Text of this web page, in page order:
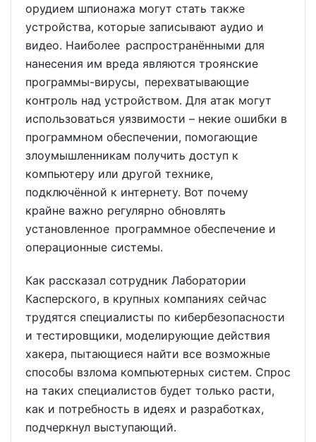
орудием шпионажа могут стать также
устройства, которые записывают аудио и
видео. Наиболее распространёнными для
нанесения им вреда являются троянские
программы-вирусы, перехватывающие
контроль над устройством. Для атак могут
использоваться уязвимости – некие ошибки в
программном обеспечении, помогающие
злоумышленникам получить доступ к
компьютеру или другой технике,
подключённой к интернету. Вот почему
крайне важно регулярно обновлять
установленное программное обеспечение и
операционные системы.
Как рассказал сотрудник Лаборатории
Касперского, в крупных компаниях сейчас
трудятся специалисты по кибербезопасности
и тестировщики, моделирующие действия
хакера, пытающиеся найти все возможные
способы взлома компьютерных систем. Спрос
на таких специалистов будет только расти,
как и потребность в идеях и разработках,
подчеркнул выступающий.